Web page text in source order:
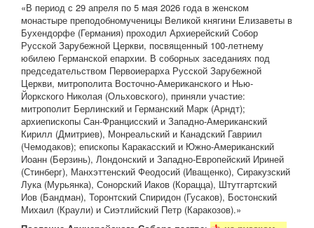
«В период с 29 апреля по 5 мая 2026 года в женском
монастыре преподобномученицы Великой княгини Елизаветы в
Бухендорфе (Германия) проходил Архиерейский Собор
Русской Зарубежной Церкви, посвященный 100-летнему
юбилею Германской епархии. В соборных заседаниях под
председательством Первоиерарха Русской Зарубежной
Церкви, митрополита Восточно-Американского и Нью-
Йоркского Николая (Ольховского), приняли участие:
митрополит Берлинский и Германский Марк (Арндт);
архиепископы Сан-Францисский и Западно-Американский
Кирилл (Дмитриев), Монреальский и Канадский Гавриил
(Чемодаков); епископы Каракасский и Южно-Американский
Иоанн (Берзинь), Лондонский и Западно-Европейский Ириней
(Стинберг), Манхэттенский Феодосий (Иващенко), Сиракузский
Лука (Мурьянка), Сонорский Иаков (Корацца), Штутгартский
Иов (Бандман), Торонтский Спиридон (Гусаков), Бостонский
Михаил (Краули) и Сиэтлийский Петр (Каракозов).»